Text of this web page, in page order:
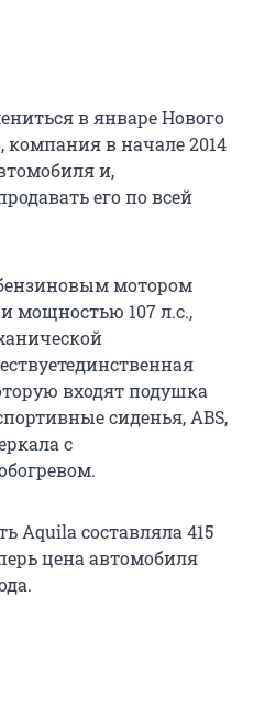
в январе Нового
компания в начале 2014
и,
его по всей
мотором
мощностью 107 л.с.,
входят подушка
сиденья, ABS,
с
Aquila составляла 415
цена автомобиля